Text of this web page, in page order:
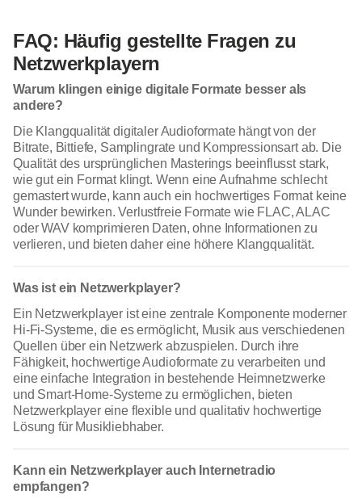
FAQ: Häufig gestellte Fragen zu
Netzwerkplayern
Warum klingen einige digitale Formate besser als
andere?
Die Klangqualität digitaler Audioformate hängt von der
Bitrate, Bittiefe, Samplingrate und Kompressionsart ab. Die
Qualität des ursprünglichen Masterings beeinflusst stark,
wie gut ein Format klingt. Wenn eine Aufnahme schlecht
gemastert wurde, kann auch ein hochwertiges Format keine
Wunder bewirken. Verlustfreie Formate wie FLAC, ALAC
oder WAV komprimieren Daten, ohne Informationen zu
verlieren, und bieten daher eine höhere Klangqualität.
Was ist ein Netzwerkplayer?
Ein Netzwerkplayer ist eine zentrale Komponente moderner
Hi-Fi-Systeme, die es ermöglicht, Musik aus verschiedenen
Quellen über ein Netzwerk abzuspielen. Durch ihre
Fähigkeit, hochwertige Audioformate zu verarbeiten und
eine einfache Integration in bestehende Heimnetzwerke
und Smart-Home-Systeme zu ermöglichen, bieten
Netzwerkplayer eine flexible und qualitativ hochwertige
Lösung für Musikliebhaber.
Kann ein Netzwerkplayer auch Internetradio
empfangen?